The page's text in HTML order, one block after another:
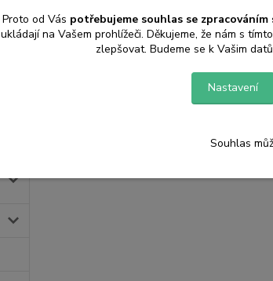
Proto od Vás potřebujeme souhlas se
ukládají na Vašem prohlížeči. Děkujeme, že nám s
zlepšovat. Budeme se k Vašim
Nastavení
Souhlas